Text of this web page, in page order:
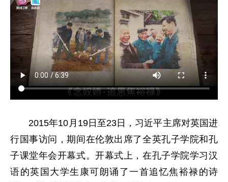
2015年10月19日至23日，习近平主席对英国进
行国事访问，期间在伦敦出席了全英孔子学院和孔
子课堂年会开幕式。开幕式上，在孔子学院学习汉
语的英国大学生康可朗诵了一首追忆焦裕禄的诗